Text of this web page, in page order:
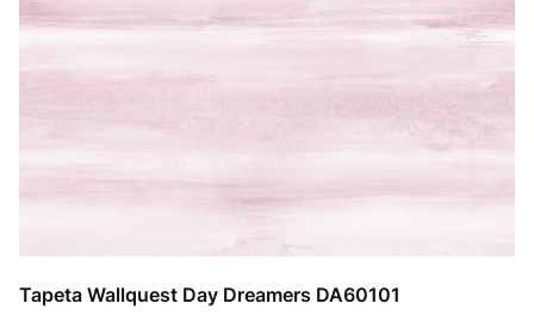
Tapeta Wallquest Day Dreamers DA60101